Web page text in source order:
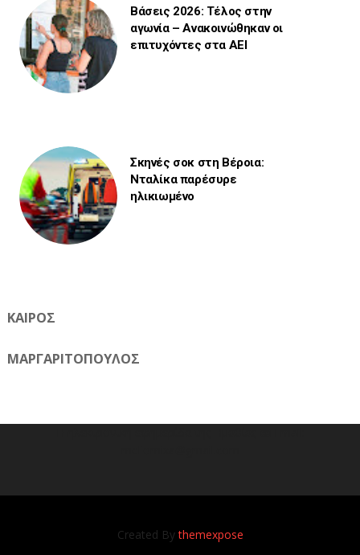
Βάσεις 2026: Τέλος στην
αγωνία – Ανακοινώθηκαν οι
επιτυχόντες στα ΑΕΙ
Σκηνές σοκ στη Βέροια:
Νταλίκα παρέσυρε
ηλικιωμένο
ΚΑΙΡΟΣ
ΜΑΡΓΑΡΙΤΟΠΟΥΛΟΣ
Created Bythemexpose